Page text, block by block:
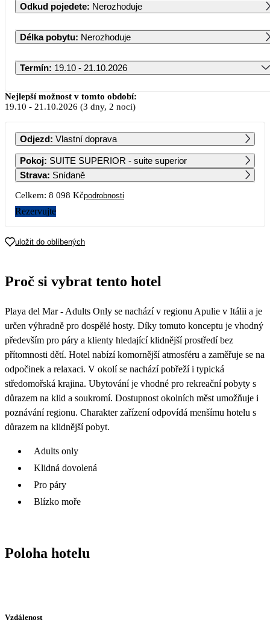
Odkud pojedete: Nerozhoduje
Délka pobytu: Nerozhoduje
Termín: 19.10 - 21.10.2026
Říjen 2026
PO ÚT ST ČT PÁ SO NE
1
9 019
2
4 389
3 4
5
4 389
6
4 129
7
4 129
8 9 10 11
12
4 339 4 299 8 849 8 849
19 20
26
4 049
27 28 29
Nejlepší možnost v tomto období:
19.10 - 21.10.2026 (3 dny, 2 noci)
Odjezd: Vlastní doprava
Pokoj: SUITE SUPERIOR - suite superior
Strava: Snídaně
Celkem: 8 098 Kčpodrobnosti
Rezervujte
uložit do oblíbených
Proč si vybrat tento hotel
Playa del Mar - Adults Only se nachází v regionu Apulie v Itálii a je
určen výhradně pro dospělé hosty. Díky tomuto konceptu je vhodný
především pro páry a klienty hledající klidnější prostředí bez
přítomnosti dětí. Hotel nabízí komornější atmosféru a zaměřuje se na
odpočinek a relaxaci. V okolí se nachází pobřeží i typická
středomořská krajina. Ubytování je vhodné pro rekreační pobyty s
důrazem na klid a soukromí. Dostupnost okolních měst umožňuje i
poznávání regionu. Charakter zařízení odpovídá menšímu hotelu s
důrazem na klidnější pobyt.
Adults only
Klidná dovolená
Pro páry
Blízko moře
Poloha hotelu
Vzdálenost